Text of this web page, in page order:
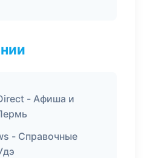
- Афиша и
- Справочные